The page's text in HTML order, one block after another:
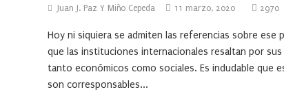
Juan J. Paz Y Miño Cepeda 11 marzo, 2020 2970
Hoy ni siquiera se admiten las referencias sobre ese
que las instituciones internacionales resaltan por
tanto económicos como sociales. Es indudable que
son corresponsables...